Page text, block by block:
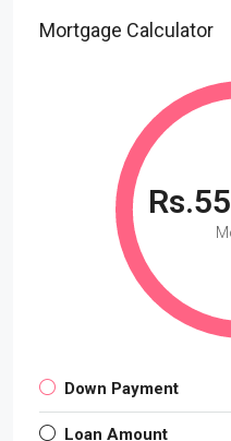
Mortgage Calculator
Down Payment
Loan Amount